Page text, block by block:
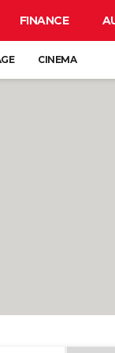
FINANCE
CINEMA